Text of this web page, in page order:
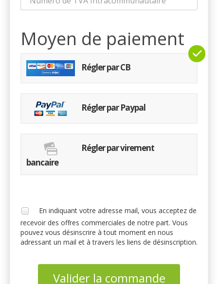
Moyen de paiement
Régler par CB
Régler par Paypal
Régler par virement
bancaire
En indiquant votre adresse mail, vous acceptez de
recevoir des offres commerciales de notre part. Vous
pouvez vous désinscrire à tout moment en nous
adressant un mail et à travers les liens de désinscription.
Valider la commande